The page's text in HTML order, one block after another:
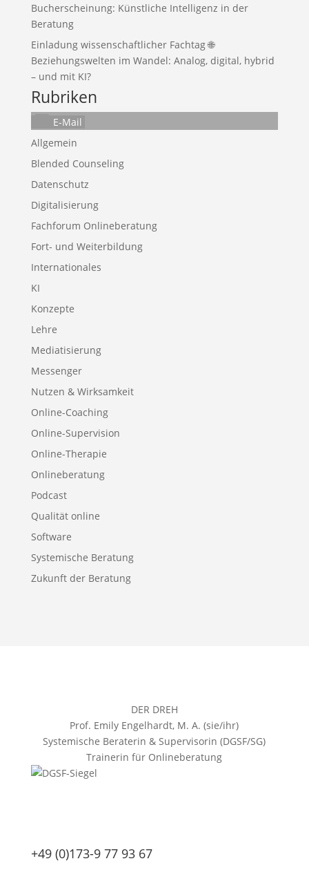
Bucherscheinung: Künstliche Intelligenz in der
Beratung
Einladung wissenschaftlicher Fachtag 🌐
Beziehungswelten im Wandel: Analog, digital, hybrid
– und mit KI?
Rubriken
E-Mail
Allgemein
Blended Counseling
Datenschutz
Digitalisierung
Fachforum Onlineberatung
Fort- und Weiterbildung
Internationales
KI
Konzepte
Lehre
Mediatisierung
Messenger
Nutzen & Wirksamkeit
Online-Coaching
Online-Supervision
Online-Therapie
Onlineberatung
Podcast
Qualität online
Software
Systemische Beratung
Zukunft der Beratung
DER DREH
Prof. Emily Engelhardt, M. A. (sie/ihr)
Systemische Beraterin & Supervisorin (DGSF/SG)
Trainerin für Onlineberatung
+49 (0)173-9 77 93 67